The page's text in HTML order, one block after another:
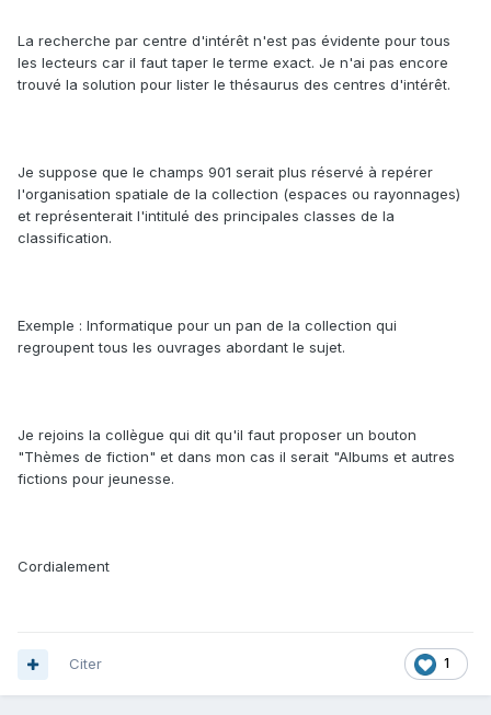
La recherche par centre d'intérêt n'est pas évidente pour tous
les lecteurs car il faut taper le terme exact. Je n'ai pas encore
trouvé la solution pour lister le thésaurus des centres d'intérêt.
Je suppose que le champs 901 serait plus réservé à repérer
l'organisation spatiale de la collection (espaces ou rayonnages)
et représenterait l'intitulé des principales classes de la
classification.
Exemple : Informatique pour un pan de la collection qui
regroupent tous les ouvrages abordant le sujet.
Je rejoins la collègue qui dit qu'il faut proposer un bouton
"Thèmes de fiction" et dans mon cas il serait "Albums et autres
fictions pour jeunesse.
Cordialement
1
Citer